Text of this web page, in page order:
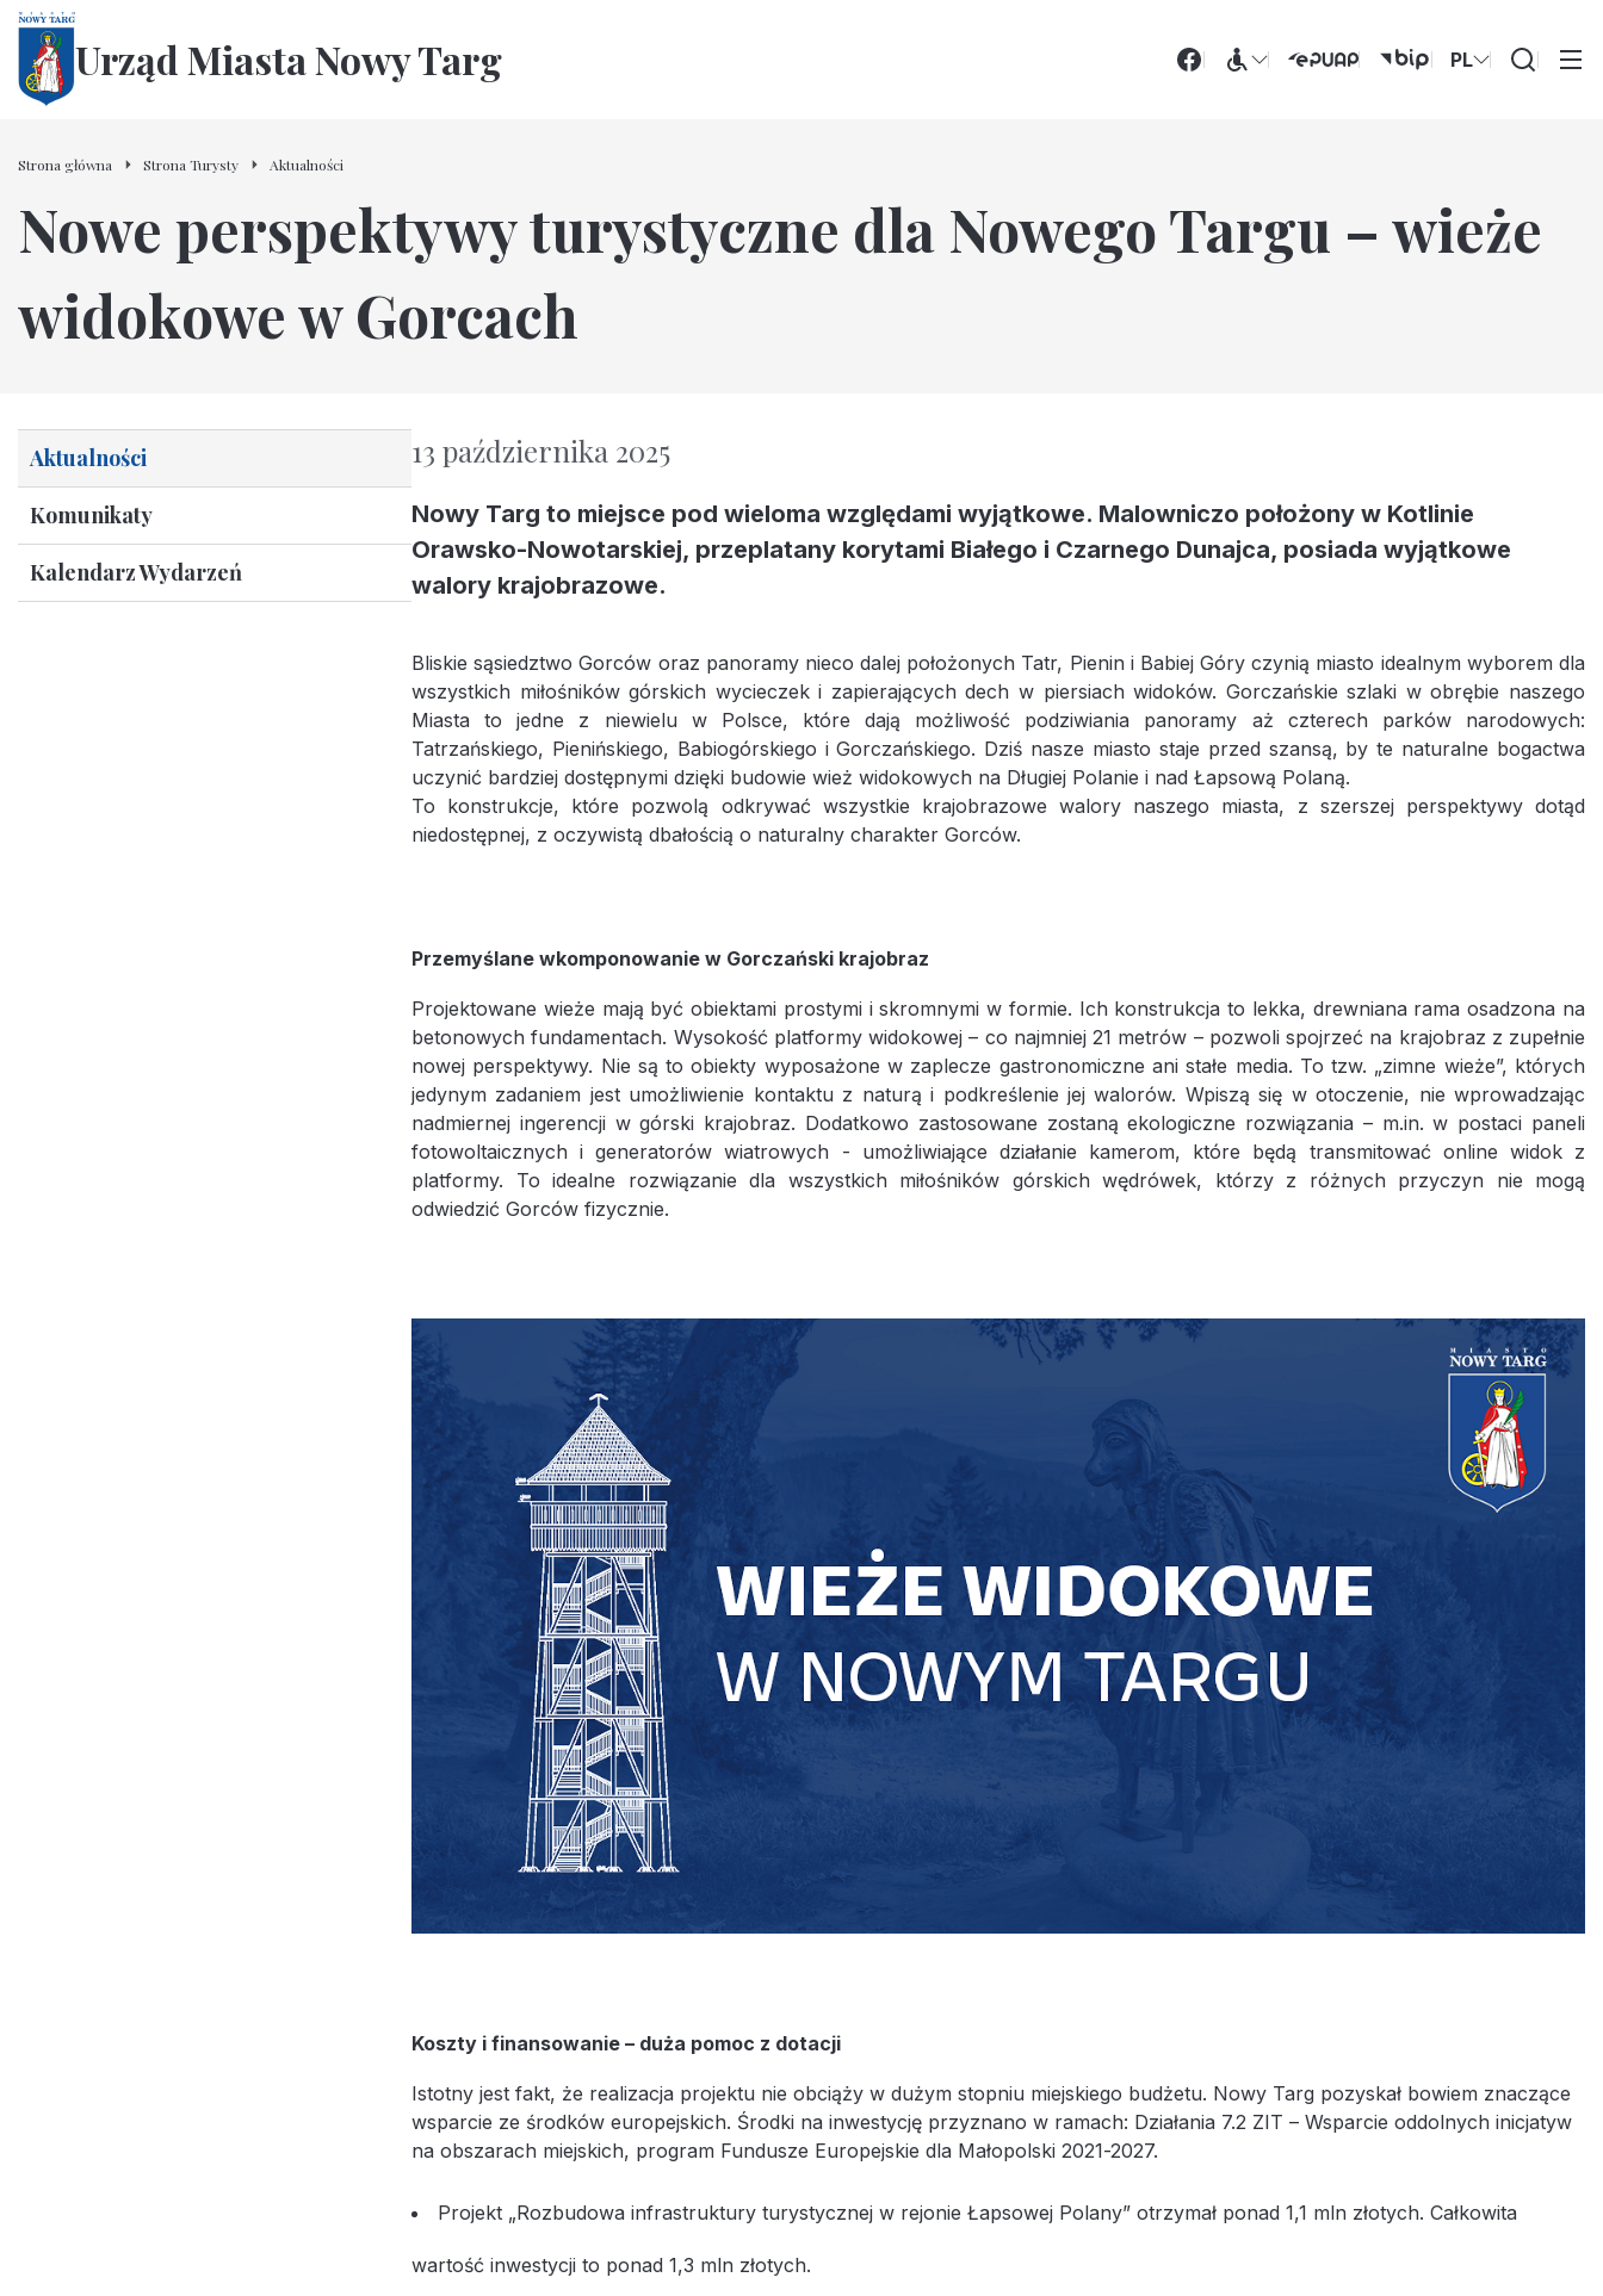
Urząd Miasta Nowy Targ PL
Wyszukiwarka
Strona główna Strona Turysty Aktualności
Nowe perspektywy turystyczne dla Nowego Targu – wieże
widokowe w Gorcach
Aktualności
Komunikaty
Kalendarz Wydarzeń
13 października 2025
Nowy Targ to miejsce pod wieloma względami wyjątkowe. Malowniczo położony w Kotlinie
Orawsko-Nowotarskiej, przeplatany korytami Białego i Czarnego Dunajca, posiada wyjątkowe
walory krajobrazowe.
Bliskie sąsiedztwo Gorców oraz panoramy nieco dalej położonych Tatr, Pienin i Babiej Góry czynią miasto idealnym wyborem dla
wszystkich miłośników górskich wycieczek i zapierających dech w piersiach widoków. Gorczańskie szlaki w obrębie naszego
Miasta to jedne z niewielu w Polsce, które dają możliwość podziwiania panoramy aż czterech parków narodowych:
Tatrzańskiego, Pienińskiego, Babiogórskiego i Gorczańskiego. Dziś nasze miasto staje przed szansą, by te naturalne bogactwa
uczynić bardziej dostępnymi dzięki budowie wież widokowych na Długiej Polanie i nad Łapsową Polaną.
To konstrukcje, które pozwolą odkrywać wszystkie krajobrazowe walory naszego miasta, z szerszej perspektywy dotąd
niedostępnej, z oczywistą dbałością o naturalny charakter Gorców.
Przemyślane wkomponowanie w Gorczański krajobraz
Projektowane wieże mają być obiektami prostymi i skromnymi w formie. Ich konstrukcja to lekka, drewniana rama osadzona na
betonowych fundamentach. Wysokość platformy widokowej – co najmniej 21 metrów – pozwoli spojrzeć na krajobraz z zupełnie
nowej perspektywy. Nie są to obiekty wyposażone w zaplecze gastronomiczne ani stałe media. To tzw. „zimne wieże”, których
jedynym zadaniem jest umożliwienie kontaktu z naturą i podkreślenie jej walorów. Wpiszą się w otoczenie, nie wprowadzając
nadmiernej ingerencji w górski krajobraz. Dodatkowo zastosowane zostaną ekologiczne rozwiązania – m.in. w postaci paneli
fotowoltaicznych i generatorów wiatrowych - umożliwiające działanie kamerom, które będą transmitować online widok z
platformy. To idealne rozwiązanie dla wszystkich miłośników górskich wędrówek, którzy z różnych przyczyn nie mogą
odwiedzić Gorców fizycznie.
Koszty i finansowanie – duża pomoc z dotacji
Istotny jest fakt, że realizacja projektu nie obciąży w dużym stopniu miejskiego budżetu. Nowy Targ pozyskał bowiem znaczące
wsparcie ze środków europejskich. Środki na inwestycję przyznano w ramach: Działania 7.2 ZIT – Wsparcie oddolnych inicjatyw
na obszarach miejskich, program Fundusze Europejskie dla Małopolski 2021-2027.
Projekt „Rozbudowa infrastruktury turystycznej w rejonie Łapsowej Polany” otrzymał ponad 1,1 mln złotych. Całkowita
wartość inwestycji to ponad 1,3 mln złotych.